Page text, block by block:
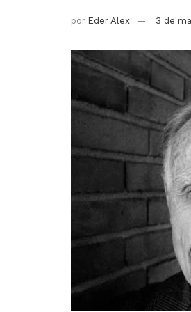
por Eder Alex 3 de